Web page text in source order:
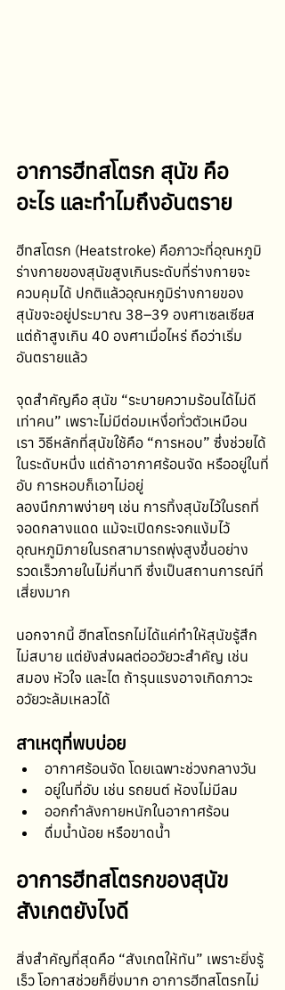
อาการฮีทสโตรก สุนัข คือ
อะไร และทำไมถึงอันตราย
ฮีทสโตรก (Heatstroke) คือภาวะที่อุณหภูมิ
ร่างกายของสุนัขสูงเกินระดับที่ร่างกายจะ
ควบคุมได้ ปกติแล้วอุณหภูมิร่างกายของ
สุนัขจะอยู่ประมาณ 38–39 องศาเซลเซียส
แต่ถ้าสูงเกิน 40 องศาเมื่อไหร่ ถือว่าเริ่ม
อันตรายแล้ว
จุดสำคัญคือ สุนัข “ระบายความร้อนได้ไม่ดี
เท่าคน” เพราะไม่มีต่อมเหงื่อทั่วตัวเหมือน
เรา วิธีหลักที่สุนัขใช้คือ “การหอบ” ซึ่งช่วยได้
ในระดับหนึ่ง แต่ถ้าอากาศร้อนจัด หรืออยู่ในที่
อับ การหอบก็เอาไม่อยู่
ลองนึกภาพง่ายๆ เช่น การทิ้งสุนัขไว้ในรถที่
จอดกลางแดด แม้จะเปิดกระจกแง้มไว้
อุณหภูมิภายในรถสามารถพุ่งสูงขึ้นอย่าง
รวดเร็วภายในไม่กี่นาที ซึ่งเป็นสถานการณ์ที่
เสี่ยงมาก
นอกจากนี้ ฮีทสโตรกไม่ได้แค่ทำให้สุนัขรู้สึก
ไม่สบาย แต่ยังส่งผลต่ออวัยวะสำคัญ เช่น
สมอง หัวใจ และไต ถ้ารุนแรงอาจเกิดภาวะ
อวัยวะล้มเหลวได้
สาเหตุที่พบบ่อย
อากาศร้อนจัด โดยเฉพาะช่วงกลางวัน
อยู่ในที่อับ เช่น รถยนต์ ห้องไม่มีลม
ออกกำลังกายหนักในอากาศร้อน
ดื่มน้ำน้อย หรือขาดน้ำ
อาการฮีทสโตรกของสุนัข
สังเกตยังไงดี
สิ่งสำคัญที่สุดคือ “สังเกตให้ทัน” เพราะยิ่งรู้
เร็ว โอกาสช่วยก็ยิ่งมาก อาการฮีทสโตรกไม่